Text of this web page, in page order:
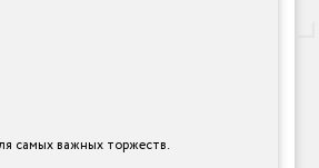
самых важных торжеств.